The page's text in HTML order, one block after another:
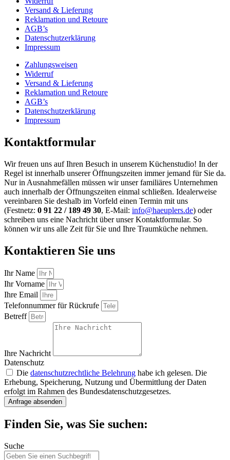
Versand & Lieferung
Reklamation und Retoure
AGB’s
Datenschutzerklärung
Impressum
Zahlungsweisen
Widerruf
Versand & Lieferung
Reklamation und Retoure
AGB’s
Datenschutzerklärung
Impressum
Kontaktformular
Wir freuen uns auf Ihren Besuch in unserem Küchenstudio! In der
Regel ist innerhalb unserer Öffnungszeiten immer jemand für Sie da.
Nur in Ausnahmefällen müssen wir unser familiäres Unternehmen
auch innerhalb der Öffnungszeiten einmal schließen. Idealerweise
vereinbaren Sie deshalb im Vorfeld einen Termin mit uns
(Festnetz: 0 91 22 / 189 49 30, E-Mail: info@haeuplers.de) oder
schreiben uns eine Nachricht über unser Kontaktformular. So
können wir uns alle Zeit für Sie und Ihre Traumküche nehmen.
Kontaktieren Sie uns
Ihr Name
Ihr Vorname
Ihre Email
Telefonnummer für Rückrufe
Betreff
Ihre Nachricht
Datenschutz
Die datenschutzrechtliche Belehrung habe ich gelesen. Die
Erhebung, Speicherung, Nutzung und Übermittlung der Daten
erfolgt im Rahmen des Bundesdatenschutzgesetzes.
Anfrage absenden
Finden Sie, was Sie suchen:
Suche